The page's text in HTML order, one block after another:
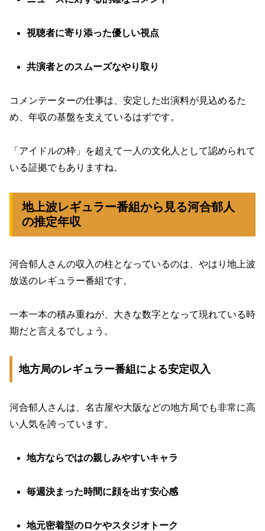
視聴者に寄り添った優しい視点
共演者とのスムーズなやり取り
コメンテーターの仕事は、安定した出演料が見込めるた
め、年収の基盤を支えているはずです。
「アイドルの枠」を超えて一人の文化人として認められて
いる証拠でもありますね。
地上波レギュラー番組から見る河合郁人
の推定年収
河合郁人さんの収入の柱となっているのは、やはり地上波
放送のレギュラー番組です。
一本一本の積み重ねが、大きな数字となって現れている時
期だと言えるでしょう。
地方局のレギュラー番組による安定収入
河合郁人さんは、名古屋や大阪などの地方局でも非常に高
い人気を誇っています。
地方ならではの親しみやすいキャラ
毎週決まった時間に顔を出す安心感
地元密着型のロケやスタジオトーク